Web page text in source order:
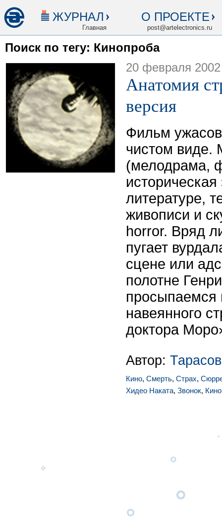
ЖУРНАЛ
Главная
О ПРОЕКТЕ
post@artelectronics.ru
Поиск по тегу: Кинопроба
20 февраля 2002
Анатомия
версия
Фильм
чистом виде.
(мелодрама,
литературе,
живописи и
horror. Вряд
пугает
сцене или
полотне
просыпаемся
навеянного
доктора
Автор:
Кино, Смерть, Страх,
Хидео Наката, Звонок,